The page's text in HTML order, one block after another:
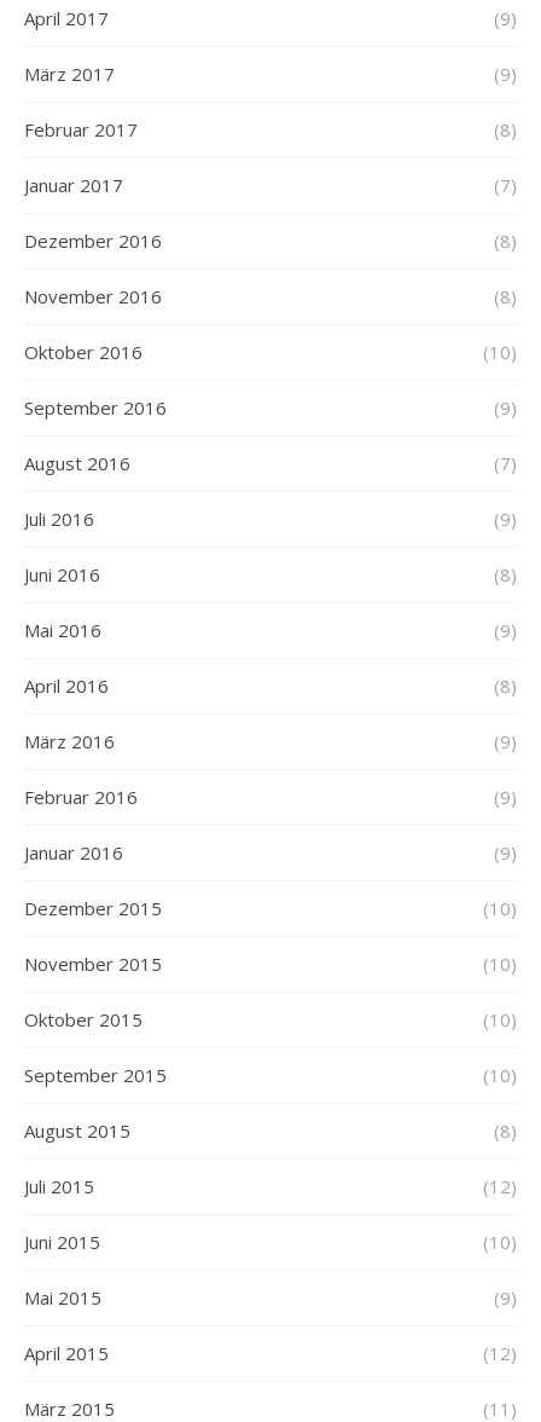
April 2017 (9)
März 2017 (9)
Februar 2017 (8)
Januar 2017 (7)
Dezember 2016 (8)
November 2016 (8)
Oktober 2016 (10)
September 2016 (9)
August 2016 (7)
Juli 2016 (9)
Juni 2016 (8)
Mai 2016 (9)
April 2016 (8)
März 2016 (9)
Februar 2016 (9)
Januar 2016 (9)
Dezember 2015 (10)
November 2015 (10)
Oktober 2015 (10)
September 2015 (10)
August 2015 (8)
Juli 2015 (12)
Juni 2015 (10)
Mai 2015 (9)
April 2015 (12)
März 2015 (11)